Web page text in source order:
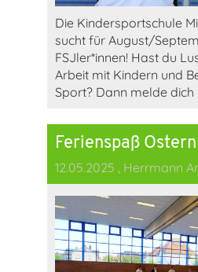
Die Kindersportschule
sucht für August/
FSJler*innen! Hast du
Arbeit mit Kindern und
Sport? Dann melde dich
Ferienspaß
12.05.2025 , Herrmann